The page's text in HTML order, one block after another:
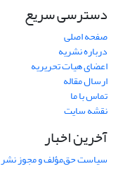
دسترسی سریع
صفحه اصلی
درباره نشریه
اعضای هیات تحریریه
ارسال مقاله
تماس با ما
نقشه سایت
آخرین اخبار
سیاست حق‌مؤلف و مجوز نشر